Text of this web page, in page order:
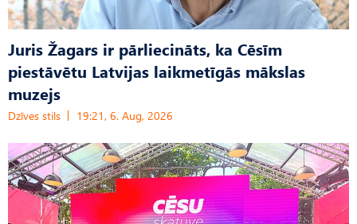
Juris Žagars ir pārliecināts, ka Cēsīm
piestāvētu Latvijas laikmetīgās mākslas
muzejs
Dzīves stils 19:21, 6. Aug, 2026